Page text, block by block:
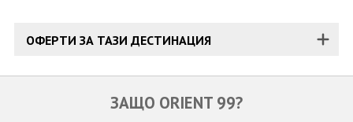
ОФЕРТИ ЗА ТАЗИ ДЕСТИНАЦИЯ
ЗАЩО ORIENT 99?